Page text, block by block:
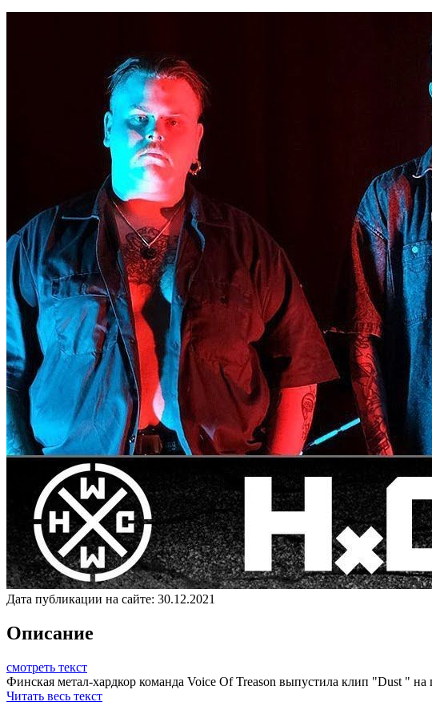
Дата публикации на сайте: 30.12.2021
Описание
смотреть текст
Финская метал-хардкор команда Voice Of Treason выпустила клип "Dust "
Читать весь текст